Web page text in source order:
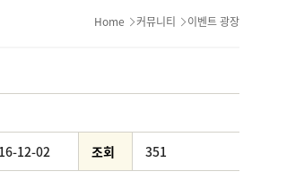
Home 커뮤니티 이벤트 광장
12-02 조회 351